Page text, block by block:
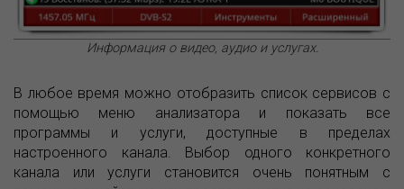
Информация о видео, аудио и услугах.
В любое время можно отобразить список сервисов с
помощью меню анализатора и показать все
программы и услуги, доступные в пределах
настроенного канала. Выбор одного конкретного
канала или услуги становится очень понятным с